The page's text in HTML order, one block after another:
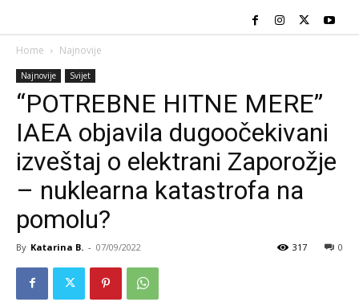
Home Najnovije
Najnovije Svijet
“POTREBNE HITNE MERE”
IAEA objavila dugoočekivani
izveštaj o elektrani Zaporožje
– nuklearna katastrofa na
pomolu?
By Katarina B. - 07/09/2022 0
317